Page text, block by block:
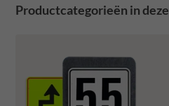
Productcategorieën in